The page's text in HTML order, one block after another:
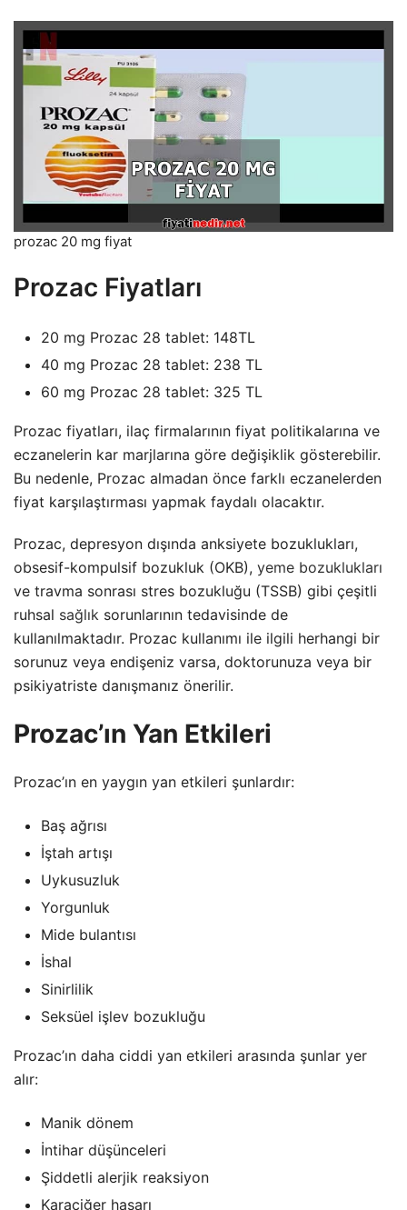
prozac 20 mg fiyat
Prozac Fiyatları
20 mg Prozac 28 tablet: 148TL
40 mg Prozac 28 tablet: 238 TL
60 mg Prozac 28 tablet: 325 TL
Prozac fiyatları, ilaç firmalarının fiyat politikalarına ve
eczanelerin kar marjlarına göre değişiklik gösterebilir.
Bu nedenle, Prozac almadan önce farklı eczanelerden
fiyat karşılaştırması yapmak faydalı olacaktır.
Prozac, depresyon dışında anksiyete bozuklukları,
obsesif-kompulsif bozukluk (OKB), yeme bozuklukları
ve travma sonrası stres bozukluğu (TSSB) gibi çeşitli
ruhsal sağlık sorunlarının tedavisinde de
kullanılmaktadır. Prozac kullanımı ile ilgili herhangi bir
sorunuz veya endişeniz varsa, doktorunuza veya bir
psikiyatriste danışmanız önerilir.
Prozac’ın Yan Etkileri
Prozac’ın en yaygın yan etkileri şunlardır:
Baş ağrısı
İştah artışı
Uykusuzluk
Yorgunluk
Mide bulantısı
İshal
Sinirlilik
Seksüel işlev bozukluğu
Prozac’ın daha ciddi yan etkileri arasında şunlar yer
alır:
Manik dönem
İntihar düşünceleri
Şiddetli alerjik reaksiyon
Karaciğer hasarı